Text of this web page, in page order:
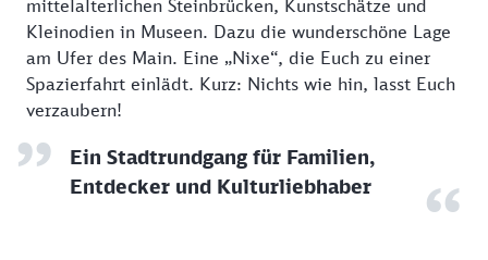
mittelalterlichen Steinbrücken, Kunstschätze und
Kleinodien in Museen. Dazu die wunderschöne Lage
am Ufer des Main. Eine „Nixe“, die Euch zu einer
Spazierfahrt einlädt. Kurz: Nichts wie hin, lasst Euch
verzaubern!
Ein Stadtrundgang für Familien,
Entdecker und Kulturliebhaber